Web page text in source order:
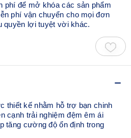
phí để mở khóa các sản phẩm
phí vận chuyển cho mọi đơn
quyền lợi tuyệt vời khác.
kế nhằm hỗ trợ bạn chinh
cạnh trải nghiệm đệm êm ái
tăng cường độ ổn định trong